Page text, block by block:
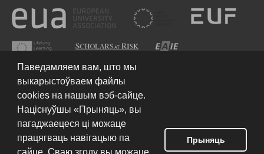
Умовы выкарыстання сайта © 2026 Еўрапейскі гуманітарны
ўніверсітэт
Паведамляем вам, што мы
выкарыстоўваем файлы
cookies на нашым вэб-сайце.
Націснуўшы «Прыняць», вы
пагаджаецеся ці можаце
працягваць навігацыю па
сайце. Сваю згоду вы можаце
Прыняць